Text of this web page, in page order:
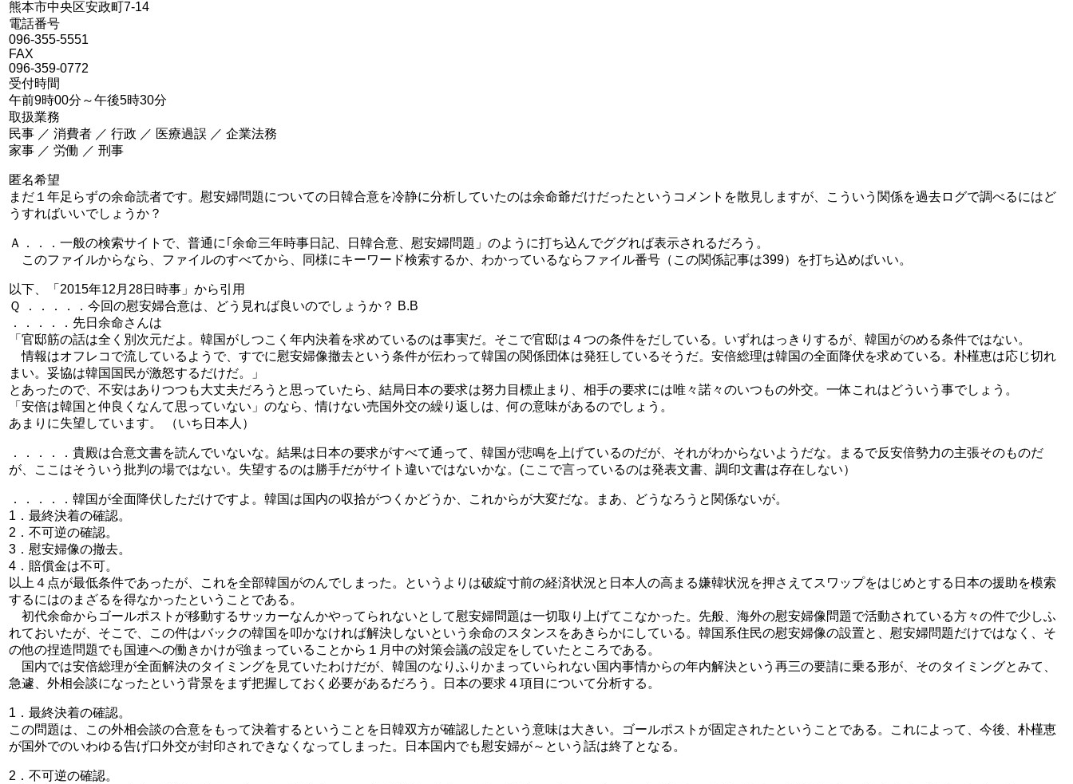
熊本市中央区安政町7-14
電話番号
096-355-5551
FAX
096-359-0772
受付時間
午前9時00分～午後5時30分
取扱業務
民事 ／ 消費者 ／ 行政 ／ 医療過誤 ／ 企業法務
家事 ／ 労働 ／ 刑事
匿名希望
まだ１年足らずの余命読者です。慰安婦問題についての日韓合意を冷静に分析していたのは余命爺だけだったというコメントを散見しますが、こういう関係を過去ログで調べるにはど
うすればいいでしょうか？
Ａ．．．一般の検索サイトで、普通に｢余命三年時事日記、日韓合意、慰安婦問題」のように打ち込んでググれば表示されるだろう。
このファイルからなら、ファイルのすべてから、同様にキーワード検索するか、わかっているならファイル番号（この関係記事は399）を打ち込めばいい。
以下、「2015年12月28日時事」から引用
Ｑ ．．．．．今回の慰安婦合意は、どう見れば良いのでしょうか？ B.B
．．．．．先日余命さんは
「官邸筋の話は全く別次元だよ。韓国がしつこく年内決着を求めているのは事実だ。そこで官邸は４つの条件をだしている。いずれはっきりするが、韓国がのめる条件ではない。
情報はオフレコで流しているようで、すでに慰安婦像撤去という条件が伝わって韓国の関係団体は発狂しているそうだ。安倍総理は韓国の全面降伏を求めている。朴槿恵は応じ切れ
まい。妥協は韓国国民が激怒するだけだ。」
とあったので、不安はありつつも大丈夫だろうと思っていたら、結局日本の要求は努力目標止まり、相手の要求には唯々諾々のいつもの外交。一体これはどういう事でしょう。
「安倍は韓国と仲良くなんて思っていない」のなら、情けない売国外交の繰り返しは、何の意味があるのでしょう。
あまりに失望しています。 （いち日本人）
．．．．．貴殿は合意文書を読んでいないな。結果は日本の要求がすべて通って、韓国が悲鳴を上げているのだが、それがわからないようだな。まるで反安倍勢力の主張そのものだ
が、ここはそういう批判の場ではない。失望するのは勝手だがサイト違いではないかな。(ここで言っているのは発表文書、調印文書は存在しない）
．．．．．韓国が全面降伏しただけですよ。韓国は国内の収拾がつくかどうか、これからが大変だな。まあ、どうなろうと関係ないが。
1．最終決着の確認。
2．不可逆の確認。
3．慰安婦像の撤去。
4．賠償金は不可。
以上４点が最低条件であったが、これを全部韓国がのんでしまった。というよりは破綻寸前の経済状況と日本人の高まる嫌韓状況を押さえてスワップをはじめとする日本の援助を模索
するにはのまざるを得なかったということである。
初代余命からゴールポストが移動するサッカーなんかやってられないとして慰安婦問題は一切取り上げてこなかった。先般、海外の慰安婦像問題で活動されている方々の件で少しふ
れておいたが、そこで、この件はバックの韓国を叩かなければ解決しないという余命のスタンスをあきらかにしている。韓国系住民の慰安婦像の設置と、慰安婦問題だけではなく、そ
の他の捏造問題でも国連への働きかけが強まっていることから１月中の対策会議の設定をしていたところである。
国内では安倍総理が全面解決のタイミングを見ていたわけだが、韓国のなりふりかまっていられない国内事情からの年内解決という再三の要請に乗る形が、そのタイミングとみて、
急遽、外相会談になったという背景をまず把握しておく必要があるだろう。日本の要求４項目について分析する。
1．最終決着の確認。
この問題は、この外相会談の合意をもって決着するということを日韓双方が確認したという意味は大きい。ゴールポストが固定されたということである。これによって、今後、朴槿恵
が国外でのいわゆる告げ口外交が封印されできなくなってしまった。日本国内でも慰安婦が～という話は終了となる。
2．不可逆の確認。